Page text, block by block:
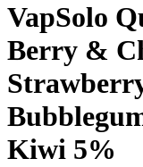
VapSolo
Berry &
Kiwi 5%